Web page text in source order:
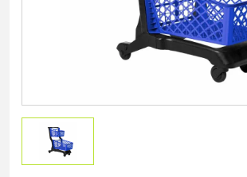
Belo Horizonte - Belo Horizonte